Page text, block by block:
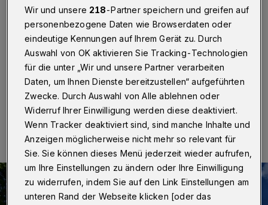
Wuppertal·Ein Gedenkkonzert für Detlef Muthmann
(1939 – 2020), den Mäzen der Reihe „Saitenspiel“,
gibt es am Sonntag (27. Februar 2022) um 18 Uhr im
Mendelssohn-Saal der Historischen Stadthalle
Wuppertal.
27.02.2022 , 13:30 Uhr Eine Minute Lesezeit
Wir und unsere 218-Partner speichern und greifen auf
personenbezogene Daten wie Browserdaten oder
eindeutige Kennungen auf Ihrem Gerät zu. Durch
Auswahl von OK aktivieren Sie Tracking-Technologien
für die unter „Wir und unsere Partner verarbeiten
Daten, um Ihnen Dienste bereitzustellen“ aufgeführten
Zwecke. Durch Auswahl von Alle ablehnen oder
Widerruf Ihrer Einwilligung werden diese deaktiviert.
Wenn Tracker deaktiviert sind, sind manche Inhalte und
Anzeigen möglicherweise nicht mehr so relevant für
Sie. Sie können dieses Menü jederzeit wieder aufrufen,
um Ihre Einstellungen zu ändern oder Ihre Einwilligung
zu widerrufen, indem Sie auf den Link Einstellungen am
unteren Rand der Webseite klicken [oder das